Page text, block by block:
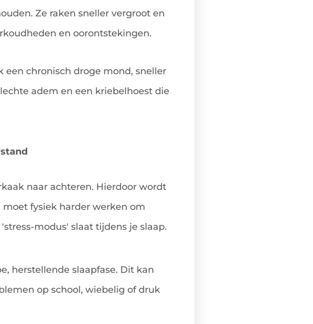
Ze raken sneller vergroot en
en oorontstekingen.
een chronisch droge mond, sneller
adem en een kriebelhoest die
naar achteren. Hierdoor wordt
fysiek harder werken om
modus' slaat tijdens je slaap.
herstellende slaapfase. Dit kan
op school, wiebelig of druk